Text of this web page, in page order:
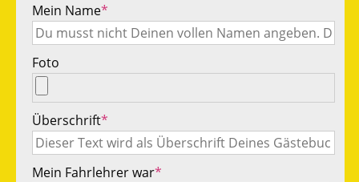
Mein Name*
Foto
Überschrift*
Mein Fahrlehrer war*